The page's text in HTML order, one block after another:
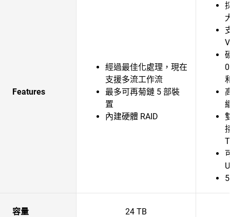
Features
經過最佳化處理，現在
支援多流工作流
最多可再菊鏈 5 部裝
置
內建硬體 RAID
容量 24 TB